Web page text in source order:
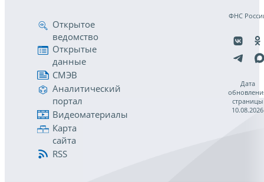
Открытое
ведомство
Открытые
данные
СМЭВ
Аналитический
портал
Видеоматериалы
Карта
сайта
RSS
ФНС
Дата
страницы
10.08.2026